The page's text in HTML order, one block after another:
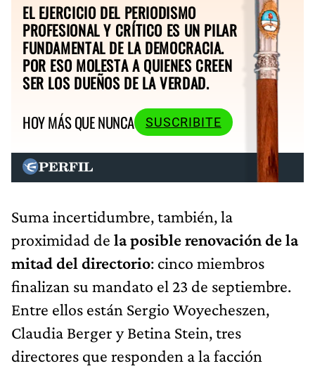
EL EJERCICIO DEL PERIODISMO
PROFESIONAL Y CRÍTICO ES UN PILAR
FUNDAMENTAL DE LA DEMOCRACIA.
POR ESO MOLESTA A QUIENES CREEN
SER LOS DUEÑOS DE LA VERDAD.
HOY MÁS QUE NUNCA
SUSCRIBITE
Suma incertidumbre, también, la
proximidad de la posible renovación de la
mitad del directorio: cinco miembros
finalizan su mandato el 23 de septiembre.
Entre ellos están Sergio Woyecheszen,
Claudia Berger y Betina Stein, tres
directores que responden a la facción